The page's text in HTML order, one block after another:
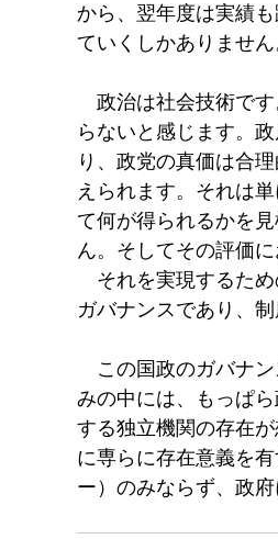
から、翌年度は実績
ていくしかありません
政治は社会技術です
らないと感じます。
り、政党の真価は合
えられます。それは
て何が得られるかを
ん。そしてその評価
それを実現するため
ガバナンスであり、
この国政のガバナン
みの中には、もっぱ
する独立機関の存在
に専らに存在意義を
ー）のみならず、政